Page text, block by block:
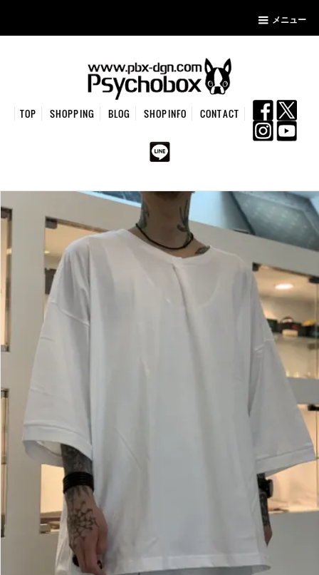
メニュー
TOP SHOPPING BLOG SHOPINFO CONTACT